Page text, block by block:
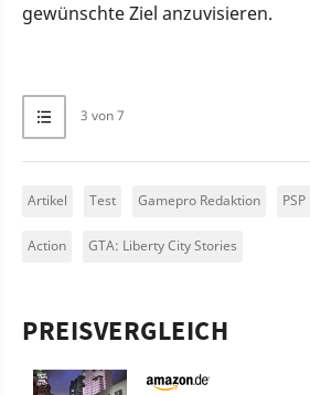
gewünschte Ziel anzuvisieren.
3 von 7
Artikel Test Gamepro Redaktion PSP
Action GTA: Liberty City Stories
PREISVERGLEICH